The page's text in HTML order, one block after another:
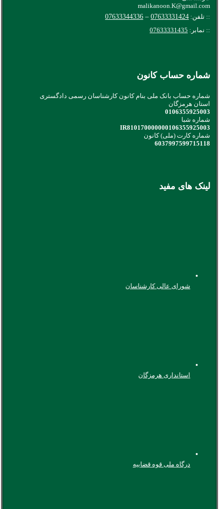
malikanoon.K@gmail.com
:: تلفن: 07633331424
–
07633344336
:: نمابر: 07633331435
شماره حساب کانون
شماره حساب بانک ملی بنام کانون کارشناسان رسمی دادگستری
استان هرمزگان
0106355925003
شماره شبا
IR810170000000106355925003
شماره کارت (ملی) کانون
6037997599715118
لینک های مفید
شورای عالی کارشناسان
استانداری هرمزگان
درگاه ملی قوه قضاییه